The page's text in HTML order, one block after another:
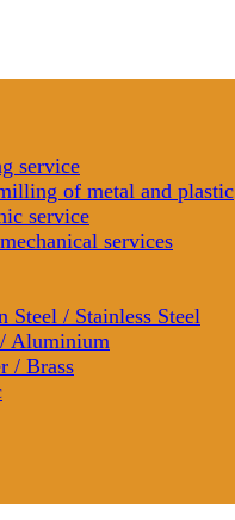
service
of metal and plastic
service
services
Steel / Stainless Steel
Aluminium
/ Brass